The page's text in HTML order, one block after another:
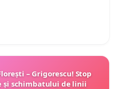
– Grigorescu! Stop
schimbatului de linii